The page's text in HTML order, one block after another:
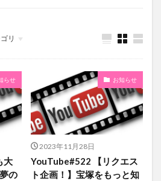
リ
らせ
大
の
お知らせ
2023年11月28日
YouTube#522 【リクエス
ト企画！】宝塚をもっと知